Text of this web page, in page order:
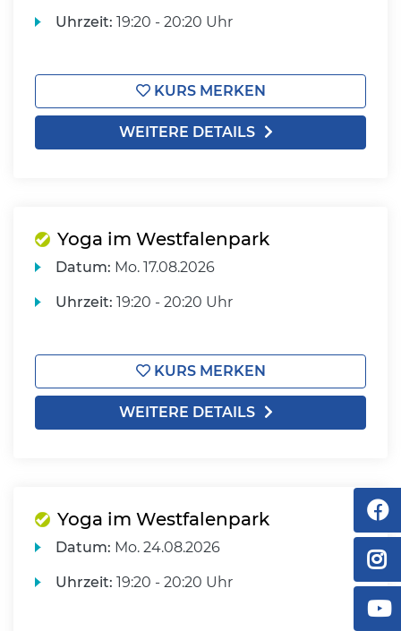
Uhrzeit: 19:20 - 20:20 Uhr
KURS MERKEN
WEITERE DETAILS
Yoga im Westfalenpark
Datum: Mo. 17.08.2026
Uhrzeit: 19:20 - 20:20 Uhr
KURS MERKEN
WEITERE DETAILS
Yoga im Westfalenpark
Datum: Mo. 24.08.2026
Uhrzeit: 19:20 - 20:20 Uhr